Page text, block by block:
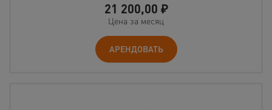
21 200,00 ₽
Цена за месяц
АРЕНДОВАТЬ